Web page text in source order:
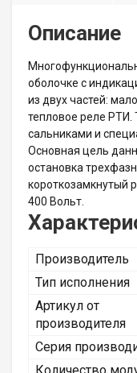
Описание
оболочке с
из двух частей:
тепловое реле РТИ.
сальниками и
Основная цель
остановка
короткозамкнутый
400 Вольт.
Производитель
Тип исполнения
Артикул от
производителя
Серия